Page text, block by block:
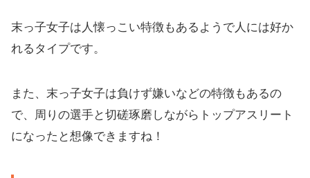
末っ子女子は人懐っこい特徴もあるようで人には好か
れるタイプです。
また、末っ子女子は負けず嫌いなどの特徴もあるの
で、周りの選手と切磋琢磨しながらトップアスリート
になったと想像できますね！